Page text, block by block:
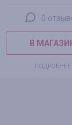
0
В
ПОДРОБНЕЕ